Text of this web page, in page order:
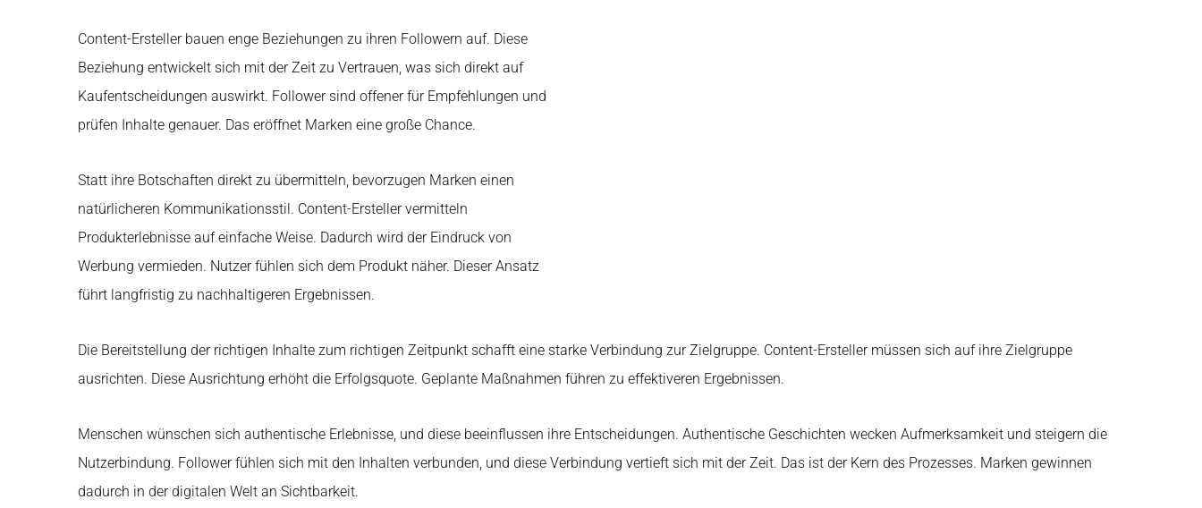
Content-Ersteller bauen enge Beziehungen zu ihren Followern auf. Diese
Beziehung entwickelt sich mit der Zeit zu Vertrauen, was sich direkt auf
Kaufentscheidungen auswirkt. Follower sind offener für Empfehlungen und
prüfen Inhalte genauer. Das eröffnet Marken eine große Chance.
Statt ihre Botschaften direkt zu übermitteln, bevorzugen Marken einen
natürlicheren Kommunikationsstil. Content-Ersteller vermitteln
Produkterlebnisse auf einfache Weise. Dadurch wird der Eindruck von
Werbung vermieden. Nutzer fühlen sich dem Produkt näher. Dieser Ansatz
führt langfristig zu nachhaltigeren Ergebnissen.
Die Bereitstellung der richtigen Inhalte zum richtigen Zeitpunkt schafft eine starke Verbindung zur Zielgruppe. Content-Ersteller müssen sich auf ihre Zielgruppe
ausrichten. Diese Ausrichtung erhöht die Erfolgsquote. Geplante Maßnahmen führen zu effektiveren Ergebnissen.
Menschen wünschen sich authentische Erlebnisse, und diese beeinflussen ihre Entscheidungen. Authentische Geschichten wecken Aufmerksamkeit und steigern die
Nutzerbindung. Follower fühlen sich mit den Inhalten verbunden, und diese Verbindung vertieft sich mit der Zeit. Das ist der Kern des Prozesses. Marken gewinnen
dadurch in der digitalen Welt an Sichtbarkeit.